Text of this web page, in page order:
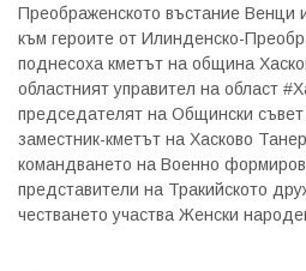
Преображенското въстание Венци
към героите от Илинденско-
поднесоха кметът на община
областният управител на област
председателят на Общински
заместник-кметът на Хасково
командването на Военно
представители на Тракийското
честването участва Женски